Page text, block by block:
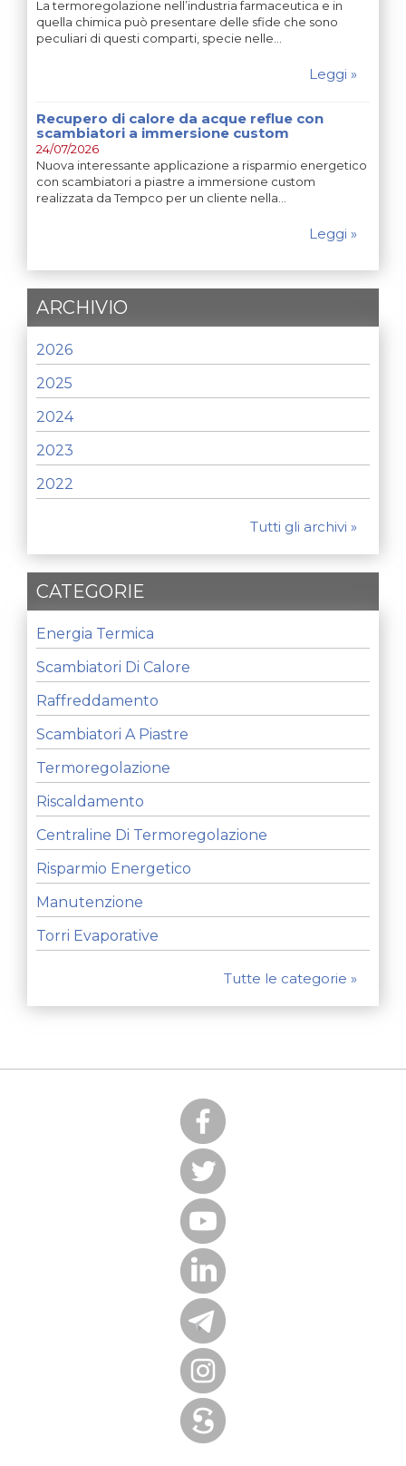
La termoregolazione nell’industria farmaceutica e in
quella chimica può presentare delle sfide che sono
peculiari di questi comparti, specie nelle…
Leggi »
Recupero di calore da acque reflue con
scambiatori a immersione custom
24/07/2026
Nuova interessante applicazione a risparmio energetico
con scambiatori a piastre a immersione custom
realizzata da Tempco per un cliente nella…
Leggi »
ARCHIVIO
2026
2025
2024
2023
2022
Tutti gli archivi »
CATEGORIE
Energia Termica
Scambiatori Di Calore
Raffreddamento
Scambiatori A Piastre
Termoregolazione
Riscaldamento
Centraline Di Termoregolazione
Risparmio Energetico
Manutenzione
Torri Evaporative
Tutte le categorie »